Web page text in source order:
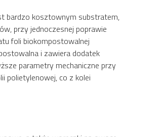
bardzo kosztownym substratem,
przy jednoczesnej poprawie
foli biokompostowalnej
i zawiera dodatek
parametry mechaniczne przy
polietylenowej, co z kolei